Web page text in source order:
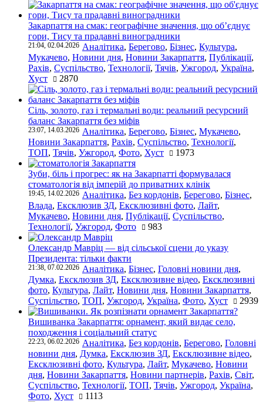
Закарпаття на смак: географічне значення, що об’єднує
гори, Тису та прадавні виноградники
21:04, 02.04.2026 Аналітика, Берегово, Бізнес, Культура,
Мукачево, Новини дня, Новини Закарпаття, Публікації,
Рахів, Суспільство, Технології, Тячів, Ужгород, Україна,
Хуст
2870
Сіль, золото, газ і термальні води: реальний ресурсний
баланс Закарпаття без міфів
23:07, 14.03.2026 Аналітика, Берегово, Бізнес, Мукачево,
Новини Закарпаття, Рахів, Суспільство, Технології,
ТОП, Тячів, Ужгород, Фото, Хуст 1973
Зуби, біль і прогрес: як на Закарпатті формувалася
стоматологія від імперій до приватних клінік
19:45, 14.02.2026 Аналітика, Без кордонів, Берегово, Бізнес,
Влада, Ексклюзив ЗД, Ексклюзивні фото, Лайт,
Мукачево, Новини дня, Публікації, Суспільство,
Технології, Ужгород, Фото 983
Олександр Мавріц — від сільської сцени до указу
Президента: тільки факти
21:38, 07.02.2026 Аналітика, Бізнес, Головні новини дня,
Думка, Ексклюзив ЗД, Ексклюзивне відео, Ексклюзивні
фото, Культура, Лайт, Новини дня, Новини Закарпаття,
Суспільство, ТОП, Ужгород, Україна, Фото, Хуст 2939
Вишиванка Закарпаття: орнамент, який видає село,
походження і соціальний статус
22:23, 06.02.2026 Аналітика, Без кордонів, Берегово, Головні
новини дня, Думка, Ексклюзив ЗД, Ексклюзивне відео,
Ексклюзивні фото, Культура, Лайт, Мукачево, Новини
дня, Новини Закарпаття, Новини партнерів, Рахів, Світ,
Суспільство, Технології, ТОП, Тячів, Ужгород, Україна,
Фото, Хуст 1113